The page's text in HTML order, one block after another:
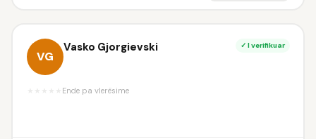
VG
Vasko Gjorgievski ✓ I verifikuar
Ende pa vlerësime